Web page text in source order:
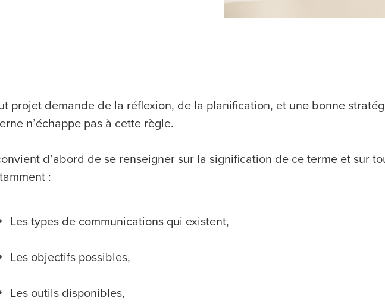
projet demande de la réflexion, de la planification, et une bonne
n’échappe pas à cette règle.
d’abord de se renseigner sur la signification de ce terme et sur
:
Les types de communications qui existent,
Les objectifs possibles,
Les outils disponibles,